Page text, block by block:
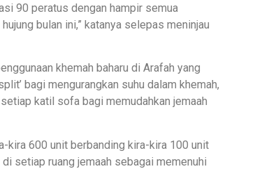
90 peratus dengan hampir semua
bulan ini,” katanya selepas meninjau
khemah baharu di Arafah yang
bagi mengurangkan suhu dalam khemah,
katil sofa bagi memudahkan jemaah
kira 600 unit berbanding kira-kira 100 unit
setiap ruang jemaah sebagai memenuhi